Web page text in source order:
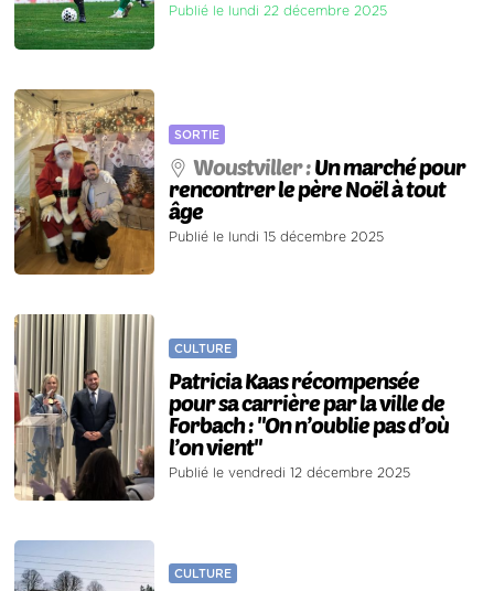
Publié le lundi 22 décembre 2025
SORTIE
Woustviller :Un marché pour
rencontrer le père Noël à tout
âge
Publié le lundi 15 décembre 2025
CULTURE
Patricia Kaas récompensée
pour sa carrière par la ville de
Forbach : "On n’oublie pas d’où
l’on vient"
Publié le vendredi 12 décembre 2025
CULTURE